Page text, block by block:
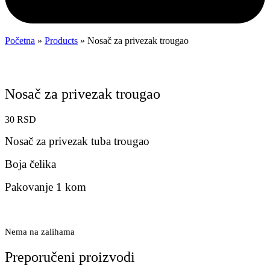
Početna » Products » Nosač za privezak trougao
Nosač za privezak trougao
30 RSD
Nosač za privezak tuba trougao
Boja čelika
Pakovanje 1 kom
Nema na zalihama
Preporučeni proizvodi